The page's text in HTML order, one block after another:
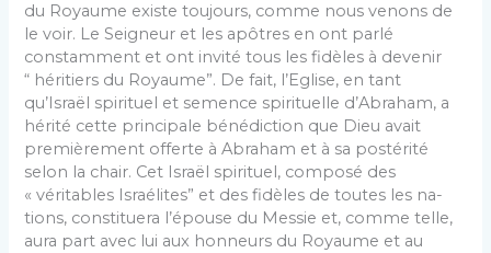
du Royaume existe toujours, comme nous venons de
le voir. Le Seigneur et les apôtres en ont parlé
constamment et ont invité tous les fidèles à devenir
“ héritiers du Royaume”. De fait, l’Eglise, en tant
qu’Israël spirituel et semence spirituelle d’Abra­ham, a
hérité cette principale bénédiction que Dieu avait
premièrement offerte à Abraham et à sa posté­rité
selon la chair. Cet Israël spirituel, composé des
« véritables Israélites” et des fidèles de toutes les na­
tions, constituera l’épouse du Messie et, comme telle,
aura part avec lui aux honneurs du Royaume et au